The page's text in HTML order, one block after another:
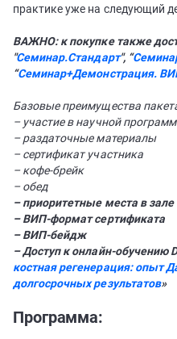
практике уже на следующий
ВАЖНО: к покупке также
"Семинар.Стандарт", “
“Семинар+Демонстрация.
Базовые преимущества
– участие в научной
– раздаточные материалы
– сертификат участника
– кофе-брейк
– обед
– приоритетные места в зале
– ВИП-формат сертификата
– ВИП-бейдж
– Доступ к онлайн-обучению
костная регенерация: опыт
долгосрочных результатов»
Программа: